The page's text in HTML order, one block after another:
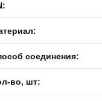
соединения:
во, шт: